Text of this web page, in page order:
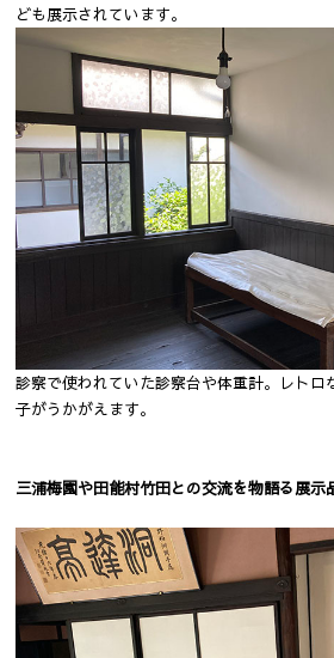
ども展示されています。
診察で使われていた診察台や体重計。レトロ
子がうかがえます。
三浦梅園や田能村竹田との交流を物語る展示